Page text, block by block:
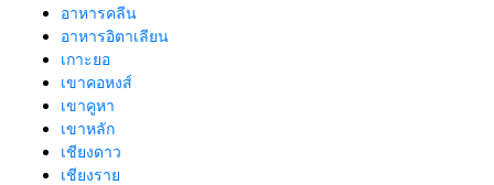
อาหารคลีน
อาหารอิตาเลียน
เกาะยอ
เขาคอหงส์
เขาคูหา
เขาหลัก
เชียงดาว
เชียงราย